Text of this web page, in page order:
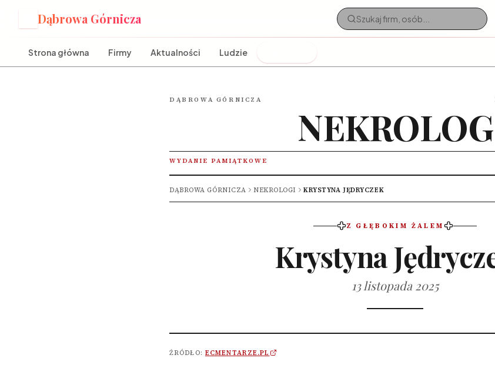
Dąbrowa Górnicza
Strona główna Firmy Aktualności Ludzie
DĄBROWA GÓRNICZA
NEKROLOG
WYDANIE PAMIĄTKOWE
DĄBROWA GÓRNICZA NEKROLOGI KRYSTYNA JĘDRYCZEK
Z GŁĘBOKIM ŻALEM
Krystyna
13 listopada 2025
ŹRÓDŁO: ECMENTARZE.PL